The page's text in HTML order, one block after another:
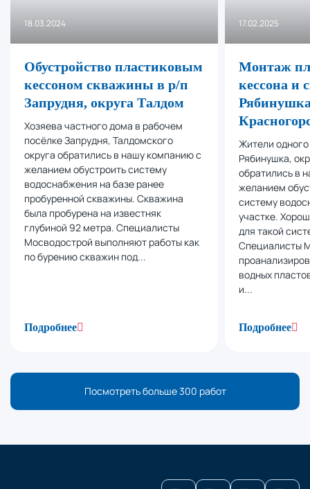
18.03.2024
Обустройство пластиковым
кессоном скважины в р/п
Запрудня, округа Талдом
Хозяева частного дома в рабочем
посёлке Запрудня, Талдомского
округа обратились в нашу компанию с
желанием обустроить систему
водоснабжения на базе ранее
пробуренной скважины. Скважина
была пробурена на известняк
глубиной 92 метра. Специалисты
Мосводострой выполняют работы как
по бурению скважин под...
Подробнее
17.02.2025
Монтаж
кессона и
Жители
Рябинушка,
обратились в
желанием
систему
участке.
для такой
Специалисты
водных
и...
Подробнее
Посмотреть больше 300 работ